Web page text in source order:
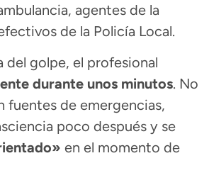
agentes de la
de la Policía Local.
del golpe, el profesional
durante unos minutos. No
fuentes de emergencias,
poco después y se
en el momento de